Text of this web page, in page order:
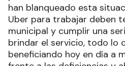
han blanqueado esta
Uber para trabajar deben
municipal y cumplir una
brindar el servicio, todo lo
beneficiando hoy en día a